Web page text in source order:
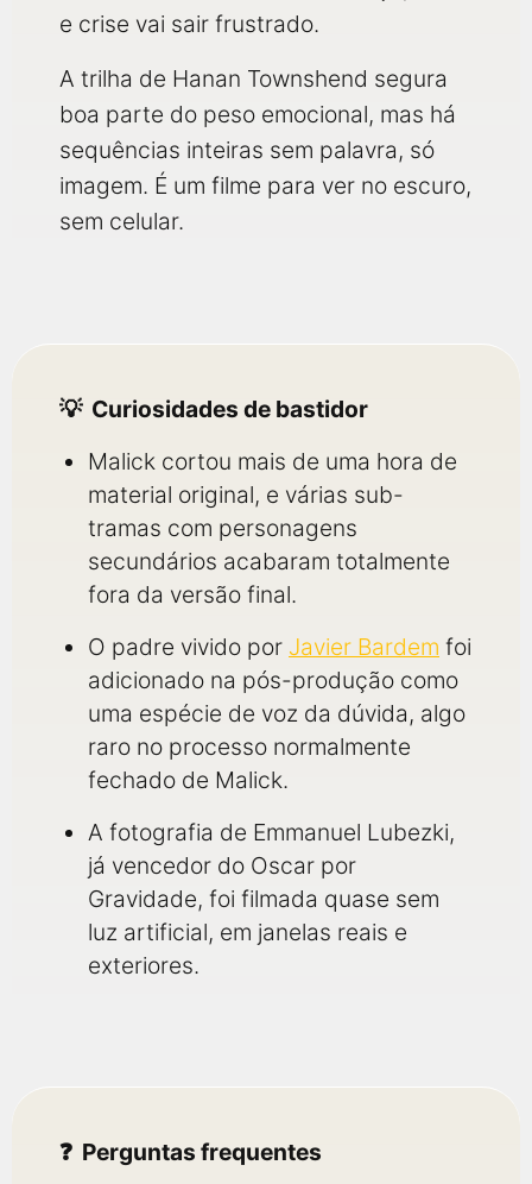
e crise vai sair frustrado.
A trilha de Hanan Townshend segura
boa parte do peso emocional, mas há
sequências inteiras sem palavra, só
imagem. É um filme para ver no escuro,
sem celular.
Curiosidades de bastidor
Malick cortou mais de uma hora de
material original, e várias sub-
tramas com personagens
secundários acabaram totalmente
fora da versão final.
O padre vivido por Javier Bardem foi
adicionado na pós-produção como
uma espécie de voz da dúvida, algo
raro no processo normalmente
fechado de Malick.
A fotografia de Emmanuel Lubezki,
já vencedor do Oscar por
Gravidade, foi filmada quase sem
luz artificial, em janelas reais e
exteriores.
Perguntas frequentes